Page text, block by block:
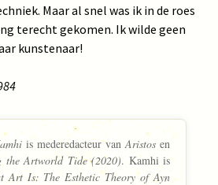
Maar al snel was ik in de roes
terecht gekomen. Ik wilde geen
kunstenaar!
is mederedacteur vanAristos en
the Artworld Tide (2020). Kamhi is
Art Is: The Esthetic Theory of Ayn